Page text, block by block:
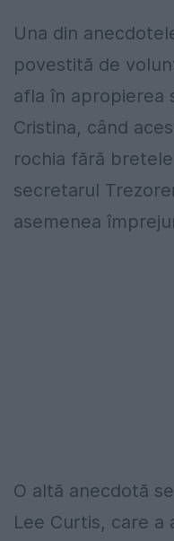
Una din
povestită de
afla în apropierea
Cristina, când
rochia fără
secretarul
asemenea
O altă anecdotă
Lee Curtis, care a